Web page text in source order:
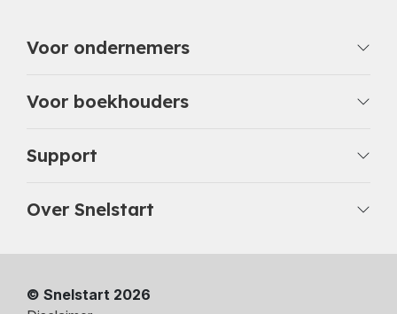
Voor ondernemers
Voor boekhouders
Support
Over Snelstart
© Snelstart 2026